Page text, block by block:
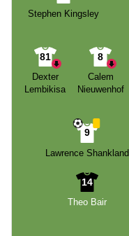
Stephen Kingsley
81
Dexter
Lembikisa
8
Calem
Nieuwenhof
9
Lawrence Shankland
14
Theo Bair